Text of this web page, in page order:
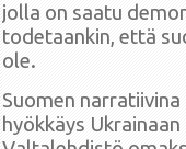
jolla on saatu
todetaankin, että
ole.
Suomen
hyökkäys